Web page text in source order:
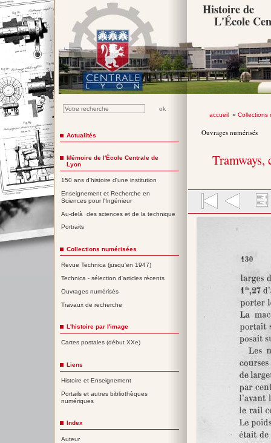
Histoire de
L'École
accueil» Collections
Ouvrages numérisés
Tramways,
Actualités
Mémoire de l'École Centrale de
Lyon
150 ans d'histoire d'une institution
Enseignement et Recherche en
Sciences pour l'Ingénieur
Au-delà des sciences et de la technique
Portraits
Collections numérisées
Revue Technica (jusqu'en 1947)
Technica - sélection d'articles récents
Ouvrages numérisés
Travaux de recherche
L'histoire par l'image
Cartes postales (début XXe)
Liens
Histoire et Enseignement
Portails et autres bibliothèques
numériques
Index
Auteur